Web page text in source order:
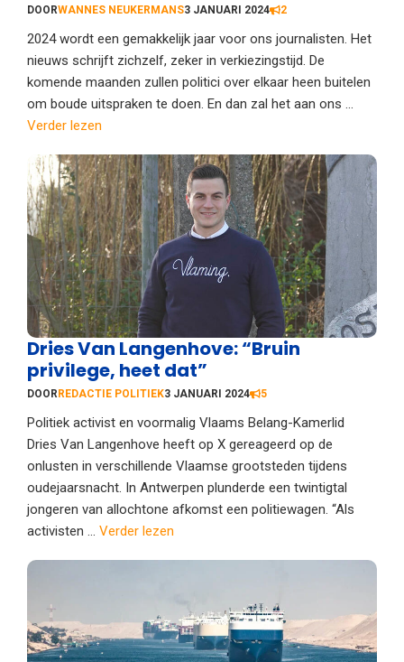
DOORWANNES NEUKERMANS3 JANUARI 2024 2
2024 wordt een gemakkelijk jaar voor ons journalisten. Het
nieuws schrijft zichzelf, zeker in verkiezingstijd. De
komende maanden zullen politici over elkaar heen buitelen
om boude uitspraken te doen. En dan zal het aan ons ...
Verder lezen
Dries Van Langenhove: “Bruin
privilege, heet dat”
DOOR REDACTIE POLITIEK3 JANUARI 2024 5
Politiek activist en voormalig Vlaams Belang-Kamerlid
Dries Van Langenhove heeft op X gereageerd op de
onlusten in verschillende Vlaamse grootsteden tijdens
oudejaarsnacht. In Antwerpen plunderde een twintigtal
jongeren van allochtone afkomst een politiewagen. “Als
activisten ... Verder lezen